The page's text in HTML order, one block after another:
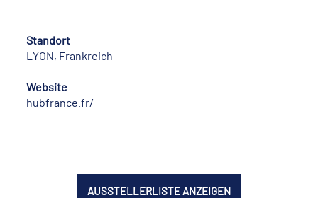
Standort
LYON, Frankreich
Website
hubfrance.fr/
AUSSTELLERLISTE ANZEIGEN